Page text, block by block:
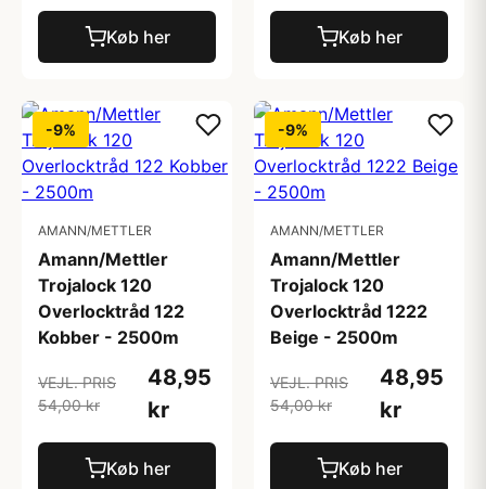
Køb her Køb her
-9%
AMANN/METTLER
Amann/Mettler
Trojalock 120
Overlocktråd 122
Kobber - 2500m
VEJL. PRIS
54,00 kr
48,95
kr
Køb her
-9%
AMANN/METTLER
Amann/Mettler
Trojalock 120
Overlocktråd 1222
Beige - 2500m
VEJL. PRIS
54,00 kr
48,95
kr
Køb her